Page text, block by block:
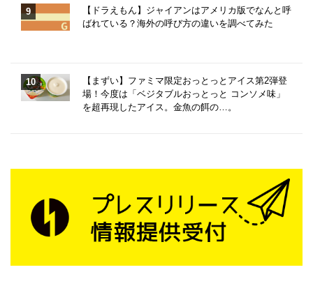
【ドラえもん】ジャイアンはアメリカ版でなんと呼
ばれている？海外の呼び方の違いを調べてみた
【まずい】ファミマ限定おっとっとアイス第2弾登
場！今度は「ベジタブルおっとっと コンソメ味」
を超再現したアイス。金魚の餌の…。